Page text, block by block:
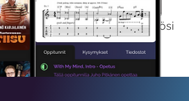
saat koko sisältömme käyttöösi
viikon ajaksi.